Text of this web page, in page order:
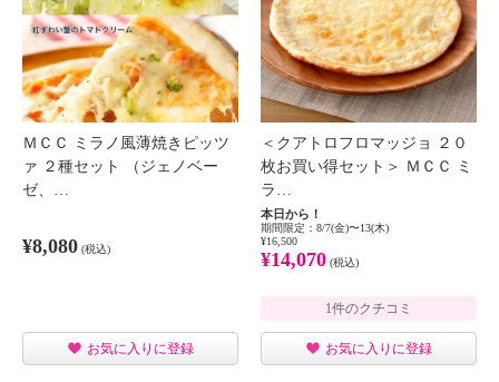
ＭＣＣ ミラノ風薄焼きピッツ
ァ ２種セット （ジェノベー
ゼ、…
¥8,080 (税込)
お気に入りに登録
＜クアトロフロマッジョ ２０
枚お買い得セット＞ ＭＣＣ ミ
ラ…
本日から！
期間限定：8/7(金)〜13(木)
¥16,500
¥14,070 (税込)
1件のクチコミ
お気に入りに登録